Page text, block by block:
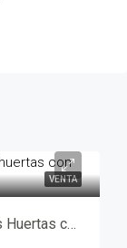
VENTA
?? Elegancia y confort en Cabo de las Huertas con piscina ? – sa-00692